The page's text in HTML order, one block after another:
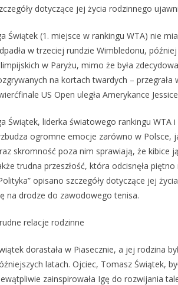
dotyczące jej życia rodzinnego
Świątek (1. miejsce w rankingu WTA) nie
w trzeciej rundzie Wimbledonu,
w Paryżu, mimo że była
na kortach twardych – przegrała
US Open uległa Amerykance
Świątek, liderka światowego rankingu
ogromne emocje zarówno w Polsce,
skromność poza nim sprawiają, że kibice
trudna przeszłość, która odcisnęła
opisano szczegóły dotyczące jej
na drodze do zawodowego tenisa.
relacje rodzinne
dorastała w Piasecznie, a jej rodzina
latach. Ojciec, Tomasz Świątek,
zainspirowała Igę do rozwijania